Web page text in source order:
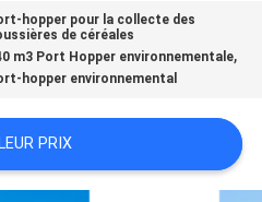
hopper pour la collecte des
de céréales
m3 Port Hopper environnementale,
hopper environnemental
PRIX